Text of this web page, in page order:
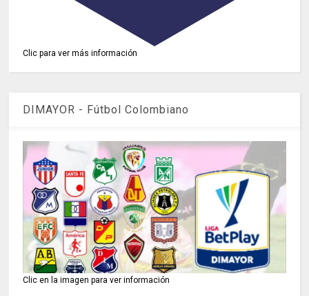
Clic para ver más información
DIMAYOR - Fútbol Colombiano
Clic en la imagen para ver información